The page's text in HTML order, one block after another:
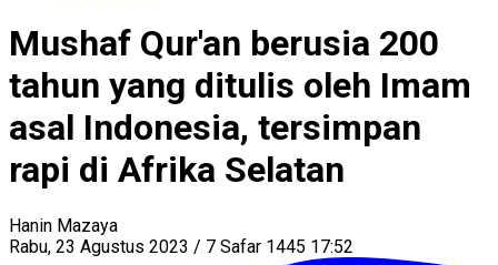
Mushaf Qur'an berusia 200
tahun yang ditulis oleh Imam
asal Indonesia, tersimpan
rapi di Afrika Selatan
Hanin Mazaya
Rabu, 23 Agustus 2023 / 7 Safar 1445 17:52